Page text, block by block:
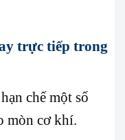
trực tiếp trong
chế một số
mòn cơ khí.